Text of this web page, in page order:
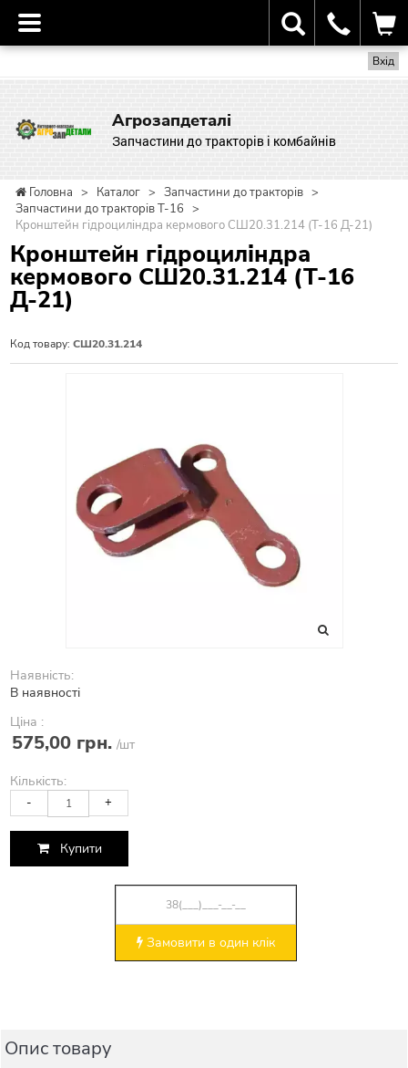
Вхід
Агрозапдеталі
Запчастини до тракторів і комбайнів
Головна > Каталог > Запчастини до тракторів >
Запчастини до тракторів Т-16 >
Кронштейн гідроциліндра кермового СШ20.31.214 (Т-16 Д-21)
Кронштейн гідроциліндра
кермового СШ20.31.214 (Т-16
Д-21)
Код товару: СШ20.31.214
Наявність:
В наявності
Ціна :
575,00 грн. /шт
Кількість:
- +
Купити
Замовити в один клік
Опис товару